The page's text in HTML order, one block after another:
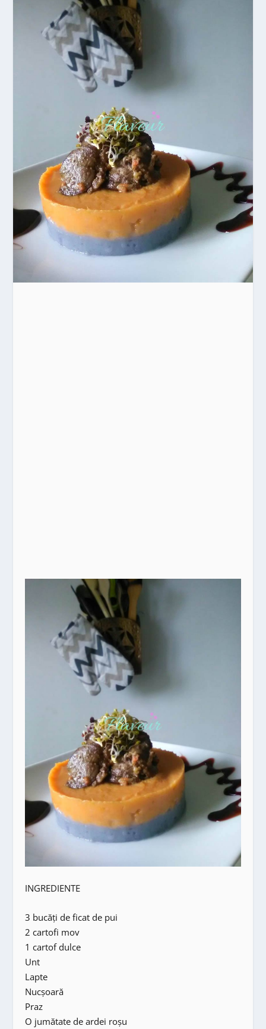
INGREDIENTE
3 bucăți de ficat de pui
2 cartofi mov
1 cartof dulce
Unt
Lapte
Nucșoară
Praz
O jumătate de ardei roșu